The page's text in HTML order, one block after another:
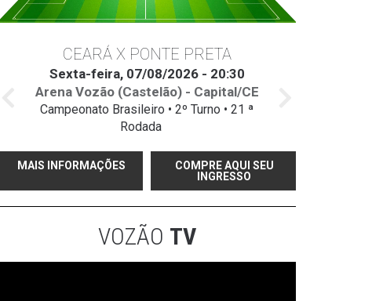
CEARÁ X PONTE PRETA
Sexta-feira, 07/08/2026 - 20:30
Arena Vozão (Castelão) - Capital/CE
Campeonato Brasileiro • 2º Turno • 21 ª
Rodada
MAIS INFORMAÇÕES
COMPRE AQUI SEU
INGRESSO
VOZÃO TV